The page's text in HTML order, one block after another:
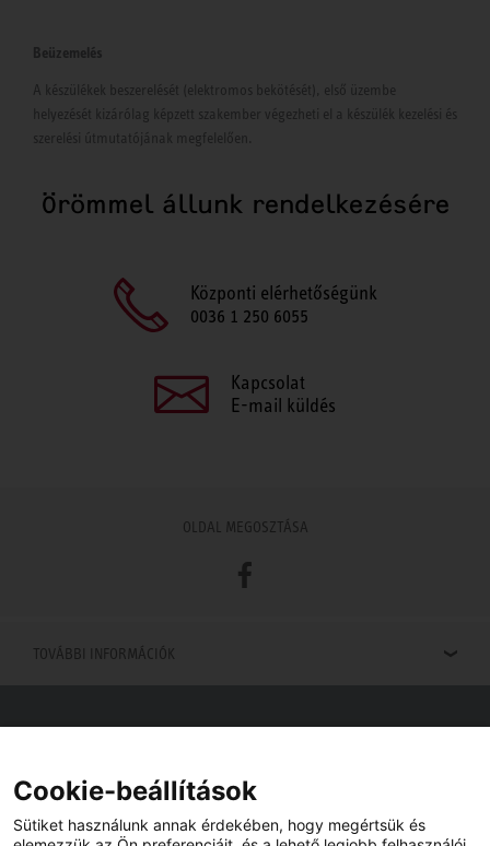
Beüzemelés
A készülékek beszerelését (elektromos bekötését), első üzembe
helyezését kizárólag képzett szakember végezheti el a készülék kezelési és
szerelési útmutatójának megfelelően.
Örömmel állunk rendelkezésére
Központi elérhetőségünk
0036 1 250 6055
Kapcsolat
E-mail küldés
OLDAL MEGOSZTÁSA
Facebook
TOVÁBBI INFORMÁCIÓK
Viszonteladót keres az Ön közelében? Nem probléma.
Cookie-beállítások
Sütiket használunk annak érdekében, hogy megértsük és